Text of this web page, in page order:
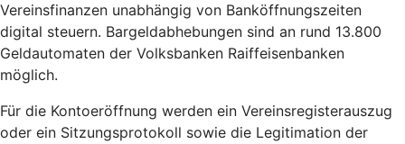
Vereinsfinanzen unabhängig von Banköffnungszeiten
digital steuern. Bargeldabhebungen sind an rund 13.800
Geldautomaten der Volksbanken Raiffeisenbanken
möglich.
Für die Kontoeröffnung werden ein Vereinsregisterauszug
oder ein Sitzungsprotokoll sowie die Legitimation der